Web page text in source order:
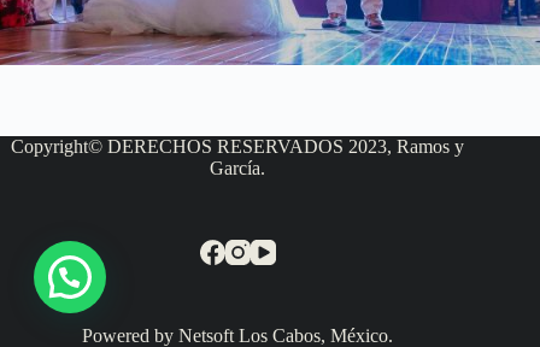
Copyright© DERECHOS RESERVADOS 2023, Ramos y
García.
Powered by Netsoft Los Cabos, México.